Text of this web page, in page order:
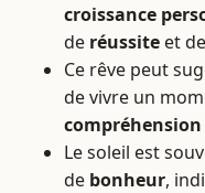
croissance
de réussite et
Ce rêve peut
de vivre un
compréhension
Le soleil est
de bonheur,